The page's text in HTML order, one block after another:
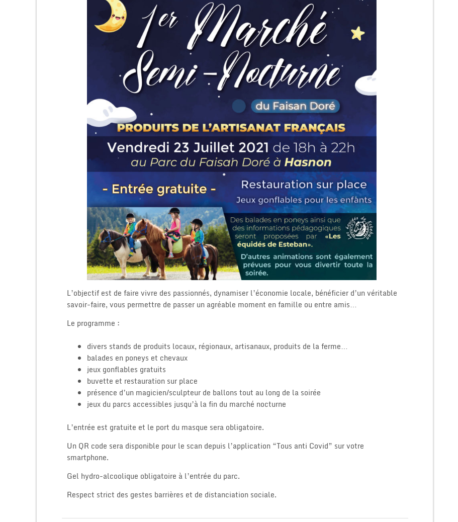
L’objectif est de faire vivre des passionnés, dynamiser l’économie locale, bénéficier d’un véritable
savoir-faire, vous permettre de passer un agréable moment en famille ou entre amis…
Le programme :
divers stands de produits locaux, régionaux, artisanaux, produits de la ferme…
balades en poneys et chevaux
jeux gonflables gratuits
buvette et restauration sur place
présence d’un magicien/sculpteur de ballons tout au long de la soirée
jeux du parcs accessibles jusqu’à la fin du marché nocturne
L’entrée est gratuite et le port du masque sera obligatoire.
Un QR code sera disponible pour le scan depuis l’application “Tous anti Covid” sur votre
smartphone.
Gel hydro-alcoolique obligatoire à l’entrée du parc.
Respect strict des gestes barrières et de distanciation sociale.